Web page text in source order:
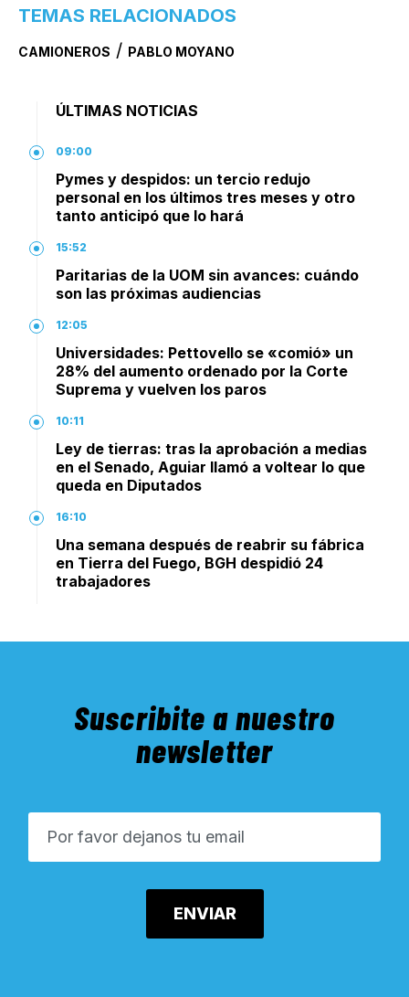
TEMAS RELACIONADOS
CAMIONEROS / PABLO MOYANO
ÚLTIMAS NOTICIAS
09:00
Pymes y despidos: un tercio redujo
personal en los últimos tres meses y otro
tanto anticipó que lo hará
15:52
Paritarias de la UOM sin avances: cuándo
son las próximas audiencias
12:05
Universidades: Pettovello se «comió» un
28% del aumento ordenado por la Corte
Suprema y vuelven los paros
10:11
Ley de tierras: tras la aprobación a medias
en el Senado, Aguiar llamó a voltear lo que
queda en Diputados
16:10
Una semana después de reabrir su fábrica
en Tierra del Fuego, BGH despidió 24
trabajadores
Suscribite a nuestro
newsletter